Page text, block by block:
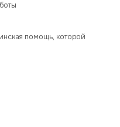
помощь, которой